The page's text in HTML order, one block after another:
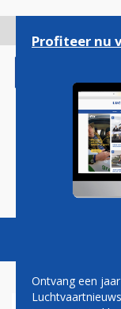
gaan
Magazine
Profiteer nu
Ontvang een